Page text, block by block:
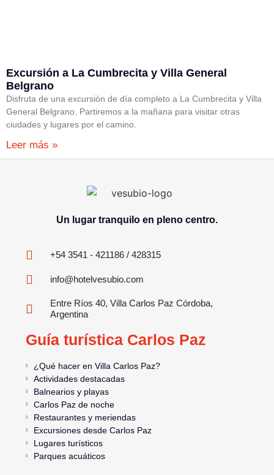
Excursión a La Cumbrecita y Villa General
Belgrano
Disfruta de una excursión de día completo a La Cumbrecita y Villa
General Belgrano. Partiremos a la mañana para visitar otras
ciudades y lugares por el camino.
Leer más »
Un lugar tranquilo en pleno centro.
+54 3541 - 421186 / 428315
info@hotelvesubio.com
Entre Ríos 40, Villa Carlos Paz Córdoba,
Argentina
Guía turística Carlos Paz
¿Qué hacer en Villa Carlos Paz?
Actividades destacadas
Balnearios y playas
Carlos Paz de noche
Restaurantes y meriendas
Excursiones desde Carlos Paz
Lugares turísticos
Parques acuáticos